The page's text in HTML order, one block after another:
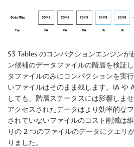
S3 Tables のコンパクションエンジンが
ン候補のデータファイルの階層を検証
タファイルのみにコンパクションを実
いファイルはそのまま残します。IA や
しても、階層ステータスには影響しま
アクセスされたデータはより効率的な
されていないファイルのコスト削減は
りの 2 つのファイルのデータにクエリ
りました。